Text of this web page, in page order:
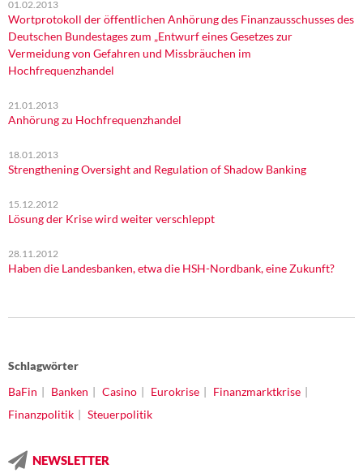
01.02.2013
Wortprotokoll der öffentlichen Anhörung des Finanzausschusses des
Deutschen Bundestages zum „Entwurf eines Gesetzes zur
Vermeidung von Gefahren und Missbräuchen im
Hochfrequenzhandel
21.01.2013
Anhörung zu Hochfrequenzhandel
18.01.2013
Strengthening Oversight and Regulation of Shadow Banking
15.12.2012
Lösung der Krise wird weiter verschleppt
28.11.2012
Haben die Landesbanken, etwa die HSH-Nordbank, eine Zukunft?
Schlagwörter
BaFin
Banken Casino Eurokrise
Finanzmarktkrise
Finanzpolitik
Steuerpolitik
NEWSLETTER